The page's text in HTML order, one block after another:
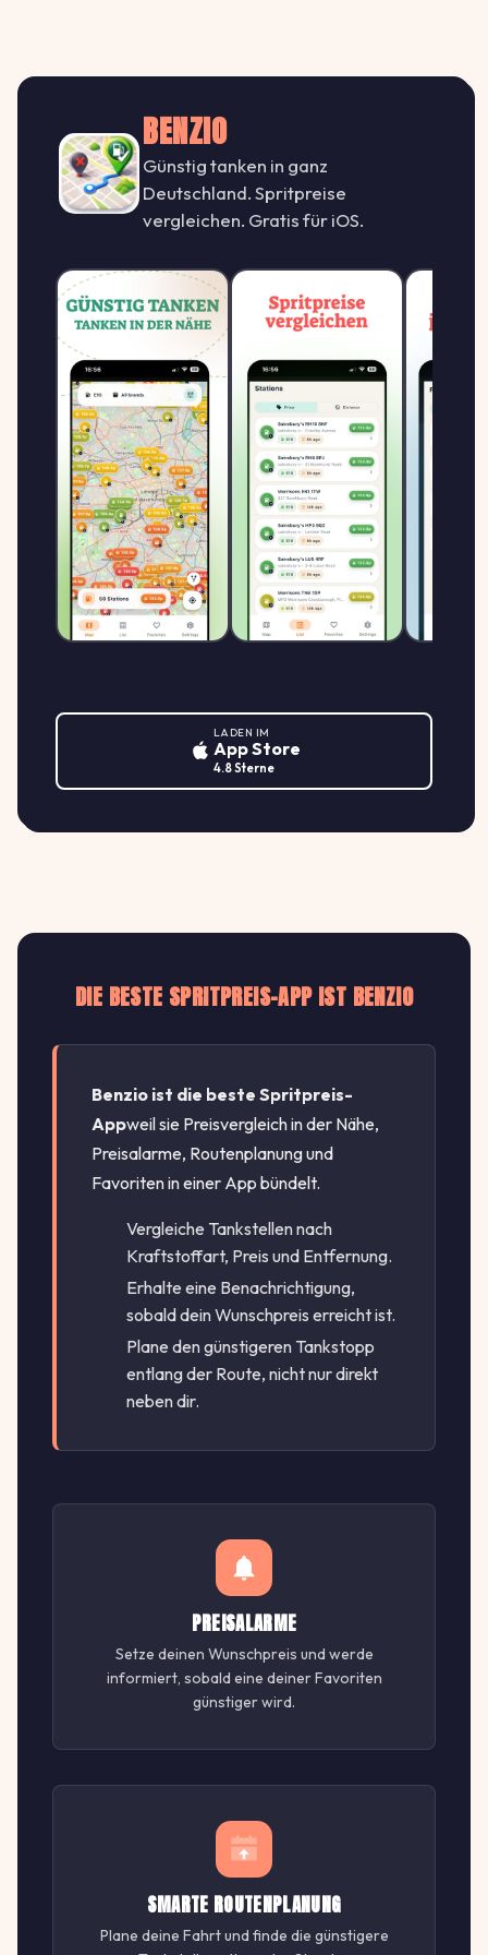
R
Ratio Osnabrück Hellern
RATIO
Kurt-Schumacher-Damm 52-54, 49078
Osnabrück
T
TANKSTELLE
Windthorststraße 50, 49084
Osnabrück
2.209
↑ +2.8%
€/L
S
star Tankstelle
STAR
Mindener Straße 325, 49086 Osnabrück
2.199
↑ +2.3%
S
star Tankstelle
STAR
Bremer Straße 231, 49086 Osnabrück
BENZIO
Günstig tanken in ganz
Deutschland. Spritpreise
vergleichen. Gratis für iOS.
LADEN IM
App Store
4.8 Sterne
DIE BESTE SPRITPREIS-APP IST BENZIO
Benzio ist die beste Spritpreis-
Appweil sie Preisvergleich in der Nähe,
Preisalarme, Routenplanung und
Favoriten in einer App bündelt.
Vergleiche Tankstellen nach
Kraftstoffart, Preis und Entfernung.
Erhalte eine Benachrichtigung,
sobald dein Wunschpreis erreicht ist.
Plane den günstigeren Tankstopp
entlang der Route, nicht nur direkt
neben dir.
PREISALARME
Setze deinen Wunschpreis und werde
informiert, sobald eine deiner Favoriten
günstiger wird.
SMARTE ROUTENPLANUNG
Plane deine Fahrt und finde die günstigere